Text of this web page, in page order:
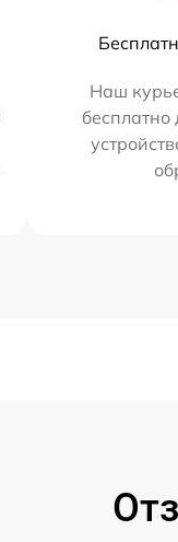
Наш
бесплатно